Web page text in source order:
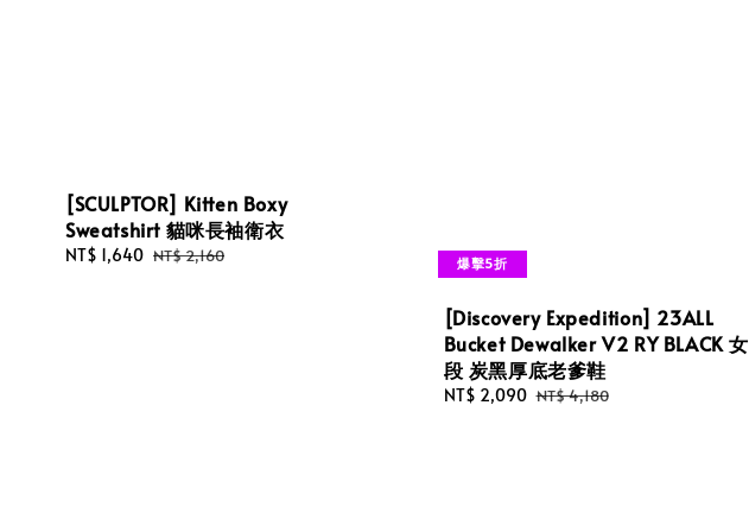
[SCULPTOR] Kitten Boxy
Sweatshirt 貓咪長袖衛衣
Sale
NT$ 1,640 Regular
NT$ 2,160 爆擊5折
[Discovery Expedition] 23ALL
Bucket Dewalker V2 RY BLACK 女
段 炭黑厚底老爹鞋
Sale
NT$ 2,090 Regular
NT$ 4,180